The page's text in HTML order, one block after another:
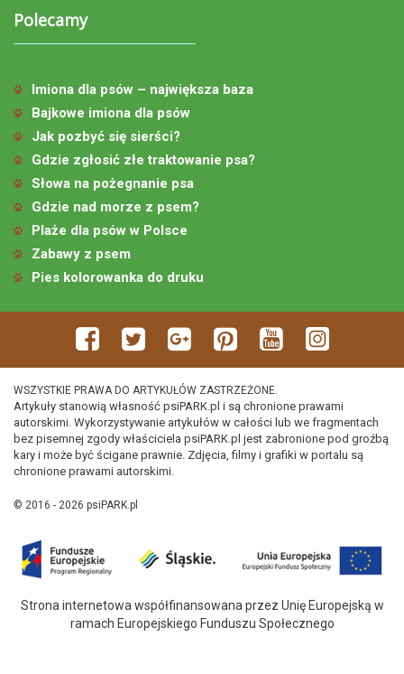
Polecamy
Imiona dla psów – największa baza
Bajkowe imiona dla psów
Jak pozbyć się sierści?
Gdzie zgłosić złe traktowanie psa?
Słowa na pożegnanie psa
Gdzie nad morze z psem?
Plaże dla psów w Polsce
Zabawy z psem
Pies kolorowanka do druku
WSZYSTKIE PRAWA DO ARTYKUŁÓW ZASTRZEŻONE.
Artykuły stanowią własność psiPARK.pl i są chronione prawami
autorskimi. Wykorzystywanie artykułów w całości lub we fragmentach
bez pisemnej zgody właściciela psiPARK.pl jest zabronione pod groźbą
kary i może być ścigane prawnie. Zdjęcia, filmy i grafiki w portalu są
chronione prawami autorskimi.
© 2016 - 2026 psiPARK.pl
Strona internetowa współfinansowana przez Unię Europejską w
ramach Europejskiego Funduszu Społecznego